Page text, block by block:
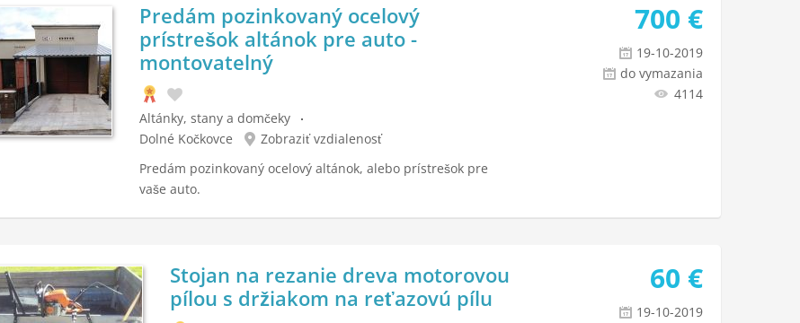
Predám pozinkovaný ocelový
prístrešok altánok pre auto -
montovatelný
Altánky, stany a domčeky
Dolné Kočkovce
Zobraziť vzdialenosť
Predám pozinkovaný ocelový altánok, alebo prístrešok pre
vaše auto.
700 €
19-10-2019
do vymazania
4114
Stojan na rezanie dreva motorovou
pílou s držiakom na reťazovú pílu
60 €
19-10-2019